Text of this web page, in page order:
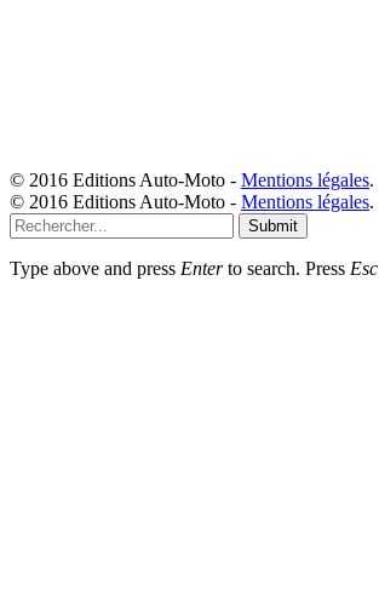
© 2016 Editions Auto-Moto - Mentions légales.
© 2016 Editions Auto-Moto - Mentions légales.
Submit
Type above and press Enterto search. Press Esc